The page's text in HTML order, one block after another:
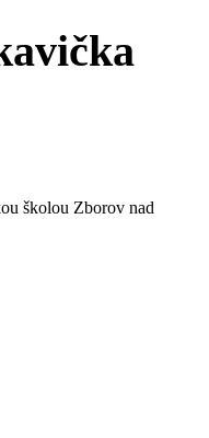
školou Zborov nad